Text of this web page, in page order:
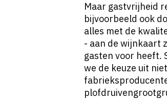
Maar gastvrijheid
bijvoorbeeld ook
alles met de
- aan de wijnkaart
gasten voor heeft.
we de keuze uit